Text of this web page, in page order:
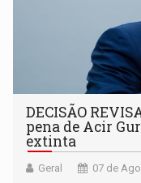
DECISÃO
pena de Acir
extinta
Geral 07 de